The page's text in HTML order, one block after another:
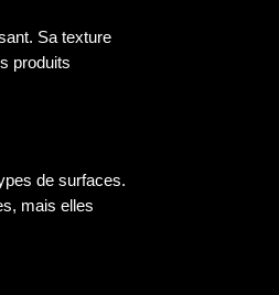
Sa texture
produits
de surfaces.
mais elles